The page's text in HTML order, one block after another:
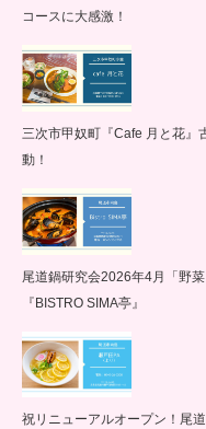
コースに大感激！
三次市甲奴町『Cafe 月と花』
動！
尾道鍋研究会2026年4月「野
『BISTRO SIMA亭』
祝リニューアルオープン！尾